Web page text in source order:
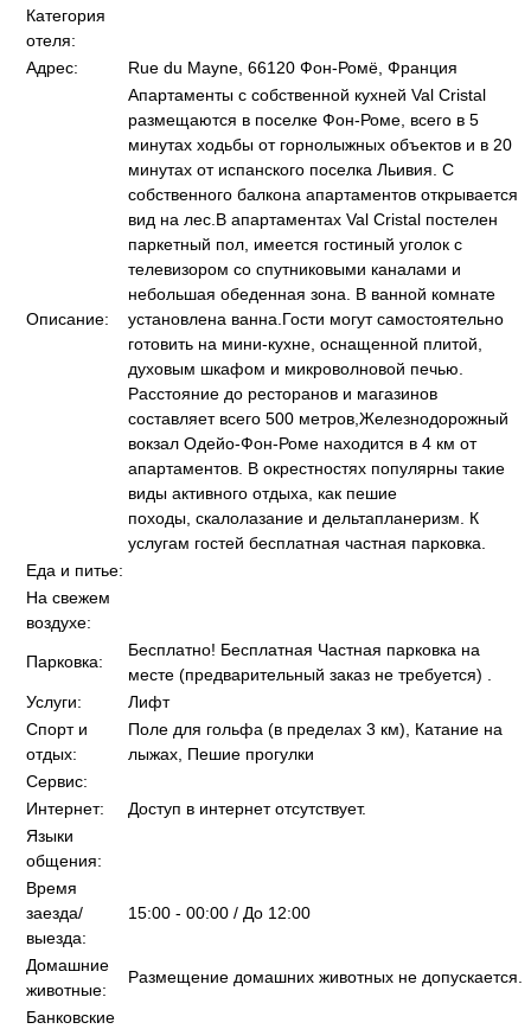
Категория
отеля:
Адрес:
Rue du Mayne, 66120 Фон-Ромё, Франция
Описание:
Апартаменты с собственной кухней Val Cristal
размещаются в поселке Фон-Роме, всего в 5
минутах ходьбы от горнолыжных объектов и в 20
минутах от испанского поселка Льивия. С
собственного балкона апартаментов открывается
вид на лес.В апартаментах Val Cristal постелен
паркетный пол, имеется гостиный уголок с
телевизором со спутниковыми каналами и
небольшая обеденная зона. В ванной комнате
установлена ванна.Гости могут самостоятельно
готовить на мини-кухне, оснащенной плитой,
духовым шкафом и микроволновой печью.
Расстояние до ресторанов и магазинов
составляет всего 500 метров,Железнодорожный
вокзал Одейо-Фон-Роме находится в 4 км от
апартаментов. В окрестностях популярны такие
виды активного отдыха, как пешие
походы, скалолазание и дельтапланеризм. К
услугам гостей бесплатная частная парковка.
Еда и питье:
На свежем
воздухе:
Парковка:
Бесплатно! Бесплатная Частная парковка на
месте (предварительный заказ не требуется) .
Услуги:
Лифт
Спорт и
отдых:
Поле для гольфа (в пределах 3 км), Катание на
лыжах, Пешие прогулки
Сервис:
Интернет:
Доступ в интернет отсутствует.
Языки
общения:
Время
заезда/
выезда:
15:00 - 00:00 / До 12:00
Домашние
животные:
Размещение домашних животных не допускается.
Банковские